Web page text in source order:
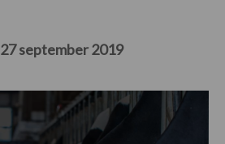
27 september 2019